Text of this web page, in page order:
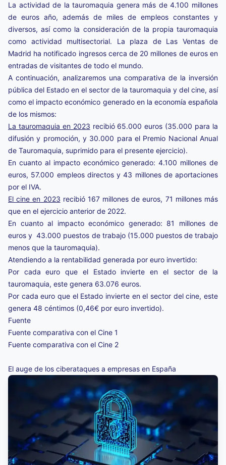
La actividad de la tauromaquia genera más de 4.100 millones
de euros año, además de miles de empleos constantes y
diversos, así como la consideración de la propia tauromaquia
como actividad multisectorial. La plaza de Las Ventas de
Madrid ha notificado ingresos cerca de 20 millones de euros en
entradas de visitantes de todo el mundo.
A continuación, analizaremos una comparativa de la inversión
pública del Estado en el sector de la tauromaquia y del cine, así
como el impacto económico generado en la economía española
de los mismos:
La tauromaquia en 2023 recibió 65.000 euros (35.000 para la
difusión y promoción, y 30.000 para el Premio Nacional Anual
de Tauromaquia, suprimido para el presente ejercicio).
En cuanto al impacto económico generado: 4.100 millones de
euros, 57.000 empleos directos y 43 millones de aportaciones
por el IVA.
El cine en 2023 recibió 167 millones de euros, 71 millones más
que en el ejercicio anterior de 2022.
En cuanto al impacto económico generado: 81 millones de
euros y 43.000 puestos de trabajo (15.000 puestos de trabajo
menos que la tauromaquia).
Atendiendo a la rentabilidad generada por euro invertido:
Por cada euro que el Estado invierte en el sector de la
tauromaquia, este genera 63.076 euros.
Por cada euro que el Estado invierte en el sector del cine, este
genera 48 céntimos (0,46€ por euro invertido).
Fuente
Fuente comparativa con el Cine 1
Fuente comparativa con el Cine 2
El auge de los ciberataques a empresas en España